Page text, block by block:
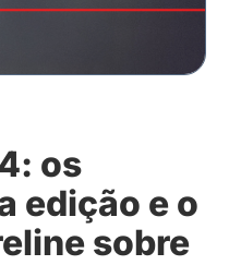
os
edição e o
sobre